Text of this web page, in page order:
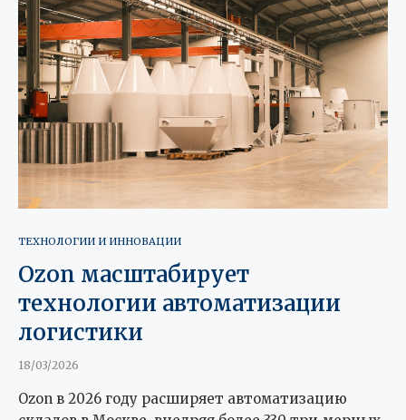
ТЕХНОЛОГИИ И ИННОВАЦИИ
Ozon масштабирует
технологии автоматизации
логистики
18/03/2026
Ozon в 2026 году расширяет автоматизацию